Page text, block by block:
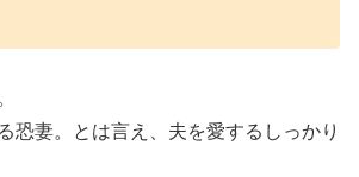
恐妻。とは言え、夫を愛するしっかり